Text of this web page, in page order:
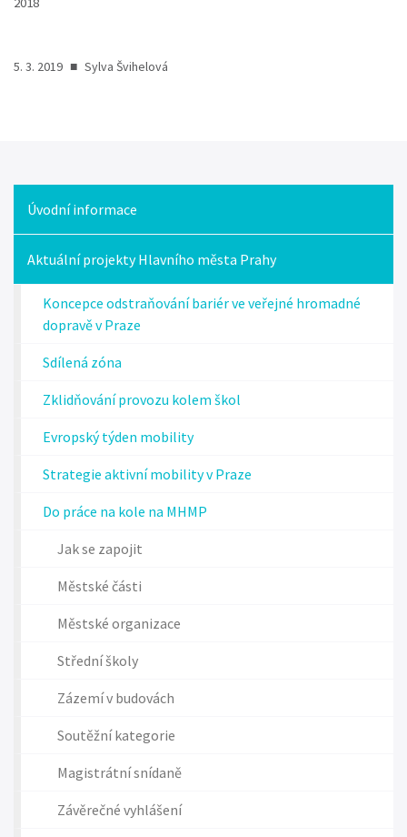
5. 3. 2019 ■ Sylva Švihelová
Knihovna
Úvodní informace
Aktuální projekty Hlavního města Prahy
Koncepce odstraňování bariér ve veřejné hromadné
dopravě v Praze
Sdílená zóna
Zklidňování provozu kolem škol
Evropský týden mobility
Strategie aktivní mobility v Praze
Do práce na kole na MHMP
Jak se zapojit
Městské části
Městské organizace
Střední školy
Zázemí v budovách
Soutěžní kategorie
Magistrátní snídaně
Závěrečné vyhlášení